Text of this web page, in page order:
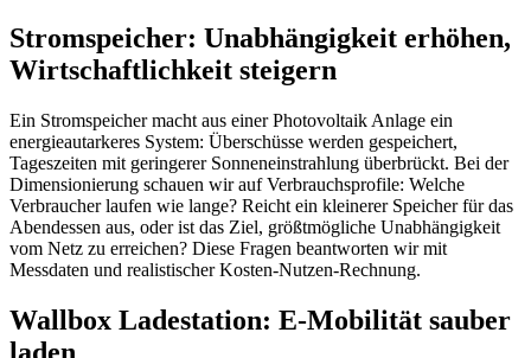
Stromspeicher: Unabhängigkeit erhöhen,
Wirtschaftlichkeit steigern
Ein Stromspeicher macht aus einer Photovoltaik Anlage ein
energieautarkeres System: Überschüsse werden gespeichert,
Tageszeiten mit geringerer Sonneneinstrahlung überbrückt. Bei der
Dimensionierung schauen wir auf Verbrauchsprofile: Welche
Verbraucher laufen wie lange? Reicht ein kleinerer Speicher für das
Abendessen aus, oder ist das Ziel, größtmögliche Unabhängigkeit
vom Netz zu erreichen? Diese Fragen beantworten wir mit
Messdaten und realistischer Kosten-Nutzen-Rechnung.
Wallbox Ladestation: E-Mobilität sauber